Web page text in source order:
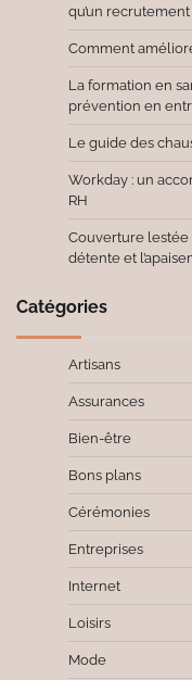
qu’un
Comment
La formation en
prévention en
Le guide des
Workday : un
RH
Couverture lestée
détente et
Catégories
Artisans
Assurances
Bien-être
Bons plans
Cérémonies
Entreprises
Internet
Loisirs
Mode